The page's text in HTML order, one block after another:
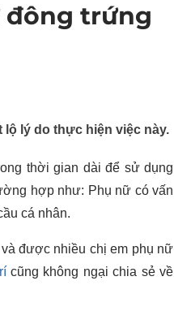
đông trứng
lộ lý do thực hiện việc này.
thời gian dài để sử dụng
hợp như: Phụ nữ có vấn
cá nhân.
được nhiều chị em phụ nữ
cũng không ngại chia sẻ về